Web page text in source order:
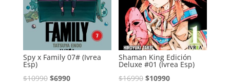
Spy x Family 07# (Ivrea
Esp)
$10990 El
$6990El
Shaman King Edición
Deluxe #01 (Ivrea Esp)
$16990 El
$10990El